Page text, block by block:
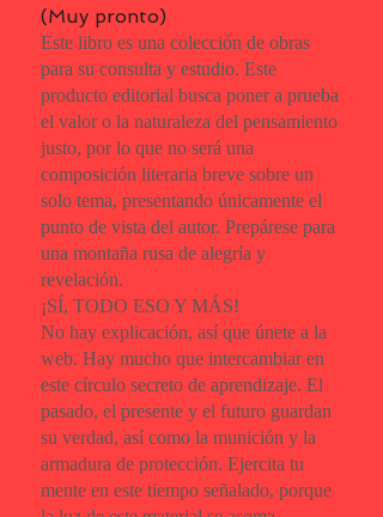
(Muy pronto)
Este libro es una colección de obras
para su consulta y estudio. Este
producto editorial busca poner a prueba
el valor o la naturaleza del pensamiento
justo, por lo que no será una
composición literaria breve sobre un
solo tema, presentando únicamente el
punto de vista del autor. Prepárese para
una montaña rusa de alegría y
revelación.
¡SÍ, TODO ESO Y MÁS!
No hay explicación, así que únete a la
web. Hay mucho que intercambiar en
este círculo secreto de aprendizaje. El
pasado, el presente y el futuro guardan
su verdad, así como la munición y la
armadura de protección. Ejercita tu
mente en este tiempo señalado, porque